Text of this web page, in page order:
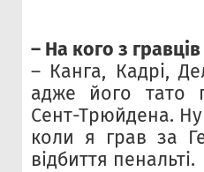
– На кого з
– Канга, Кадрі,
адже його тато
Сент-Трюйдена.
коли я грав за
відбиття пенальті.